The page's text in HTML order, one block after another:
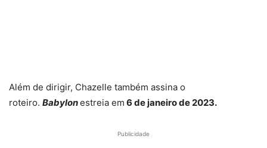
Além de dirigir, Chazelle também assina o
roteiro. Babylonestreia em 6 de janeiro de 2023.
Publicidade